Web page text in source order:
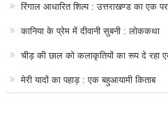
रिंगाल आधारित शिल्प : उत्तराखण्ड का एक
कानिया के प्रेम में दीवानी सुबनी : लोककथा
चीड़ की छाल को कलाकृतियों का रूप दे रहा
मेरी यादों का पहाड़ : एक बहुआयामी किताब